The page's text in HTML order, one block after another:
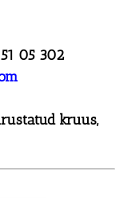
05 302
kruus,